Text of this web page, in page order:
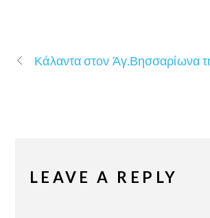
Κάλαντα στον Άγ.Βησσαρίωνα
LEAVE A REPLY